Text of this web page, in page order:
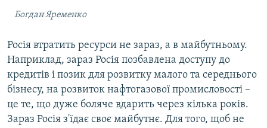
Богдан Яременко
Росія втратить ресурси не зараз, а в майбутньому.
Наприклад, зараз Росія позбавлена доступу до
кредитів і позик для розвитку малого та середнього
бізнесу, на розвиток нафтогазової промисловості –
це те, що дуже боляче вдарить через кілька років.
Зараз Росія з'їдає своє майбутнє. Для того, щоб не